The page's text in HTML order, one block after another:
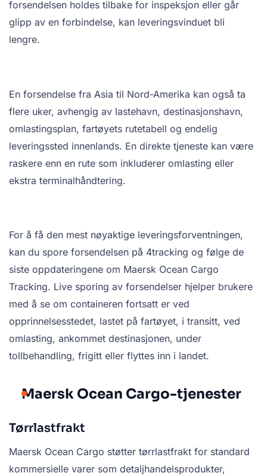
forsendelsen holdes tilbake for inspeksjon eller går
glipp av en forbindelse, kan leveringsvinduet bli
lengre.
En forsendelse fra Asia til Nord-Amerika kan også ta
flere uker, avhengig av lastehavn, destinasjonshavn,
omlastingsplan, fartøyets rutetabell og endelig
leveringssted innenlands. En direkte tjeneste kan være
raskere enn en rute som inkluderer omlasting eller
ekstra terminalhåndtering.
For å få den mest nøyaktige leveringsforventningen,
kan du spore forsendelsen på 4tracking og følge de
siste oppdateringene om Maersk Ocean Cargo
Tracking. Live sporing av forsendelser hjelper brukere
med å se om containeren fortsatt er ved
opprinnelsesstedet, lastet på fartøyet, i transitt, ved
omlasting, ankommet destinasjonen, under
tollbehandling, frigitt eller flyttes inn i landet.
Maersk Ocean Cargo-tjenester
Tørrlastfrakt
Maersk Ocean Cargo støtter tørrlastfrakt for standard
kommersielle varer som detaljhandelsprodukter,